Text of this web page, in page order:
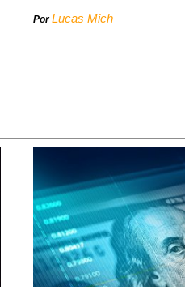
PorLucas Mich